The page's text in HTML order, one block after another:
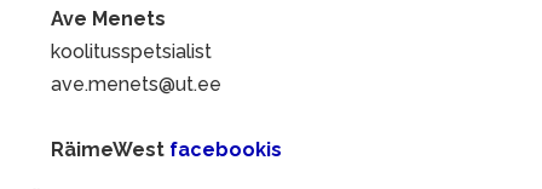
Ave Menets
koolitusspetsialist
ave.menets@ut.ee
RäimeWest facebookis